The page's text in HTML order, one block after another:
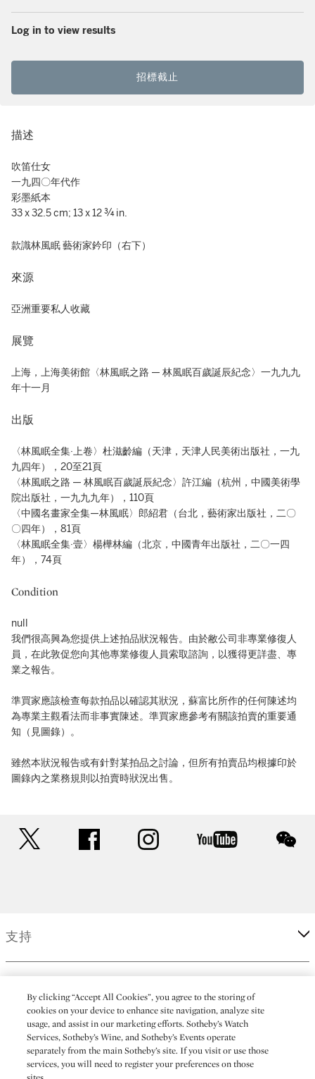
Log in to view results
招標截止
描述
吹笛仕女
一九四〇年代作
彩墨紙本
33 x 32.5 cm; 13 x 12 ¾ in.
款識林風眠 藝術家鈐印（右下）
來源
亞洲重要私人收藏
展覽
上海，上海美術館〈林風眠之路 — 林風眠百歲誕辰紀念〉一九九九
年十一月
出版
〈林風眠全集·上卷〉杜滋齡編（天津，天津人民美術出版社，一九
九四年），20至21頁
〈林風眠之路 — 林風眠百歲誕辰紀念〉許江編（杭州，中國美術學
院出版社，一九九九年），110頁
〈中國名畫家全集—林風眠〉郎紹君（台北，藝術家出版社，二〇
〇四年），81頁
〈林風眠全集·壹〉楊樺林編（北京，中國青年出版社，二〇一四
年），74頁
Condition
null
我們很高興為您提供上述拍品狀況報告。由於敝公司非專業修復人
員，在此敦促您向其他專業修復人員索取諮詢，以獲得更詳盡、專
業之報告。
準買家應該檢查每款拍品以確認其狀況，蘇富比所作的任何陳述均
為專業主觀看法而非事實陳述。準買家應參考有關該拍賣的重要通
知（見圖錄）。
雖然本狀況報告或有針對某拍品之討論，但所有拍賣品均根據印於
圖錄內之業務規則以拍賣時狀況出售。
facebook instagram youtube
支持
更多
By clicking “Accept All Cookies”, you agree to the storing of
cookies on your device to enhance site navigation, analyze site
usage, and assist in our marketing efforts. Sotheby’s Watch
Services, Sotheby’s Wine, and Sotheby’s Events operate
separately from the main Sotheby’s site. If you visit or use those
services, you will need to register your preferences on those